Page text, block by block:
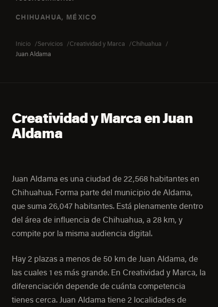
CHIHUAHUA, MÉXICO
Inicio Servicios Creatividad y Marca
Chihuahua
Juan Aldama
Creatividad y Marca en Juan
Aldama
Juan Aldama es una ciudad de 22,568 habitantes en
Chihuahua. Forma parte del municipio de Aldama,
que suma 26,047 habitantes. Está plenamente dentro
del área de influencia de Chihuahua, a 28 km, y
compite por la misma audiencia digital.
Hay 2 plazas a menos de 50 km de Juan Aldama, de
las cuales 1 es más grande. En Creatividad y Marca, la
diferenciación depende de cuánta competencia
tienes cerca. Juan Aldama tiene 2 localidades de